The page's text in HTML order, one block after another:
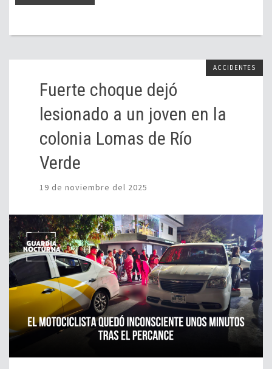
ACCIDENTES
Fuerte choque dejó
lesionado a un joven en la
colonia Lomas de Río
Verde
19 de noviembre del 2025